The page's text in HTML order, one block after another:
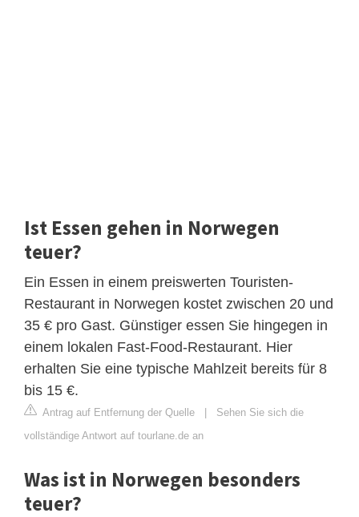
Ist Essen gehen in Norwegen
teuer?
Ein Essen in einem preiswerten Touristen-
Restaurant in Norwegen kostet zwischen 20 und
35 € pro Gast. Günstiger essen Sie hingegen in
einem lokalen Fast-Food-Restaurant. Hier
erhalten Sie eine typische Mahlzeit bereits für 8
bis 15 €.
Antrag auf Entfernung der Quelle | Sehen Sie sich die
vollständige Antwort auf tourlane.de an
Was ist in Norwegen besonders
teuer?